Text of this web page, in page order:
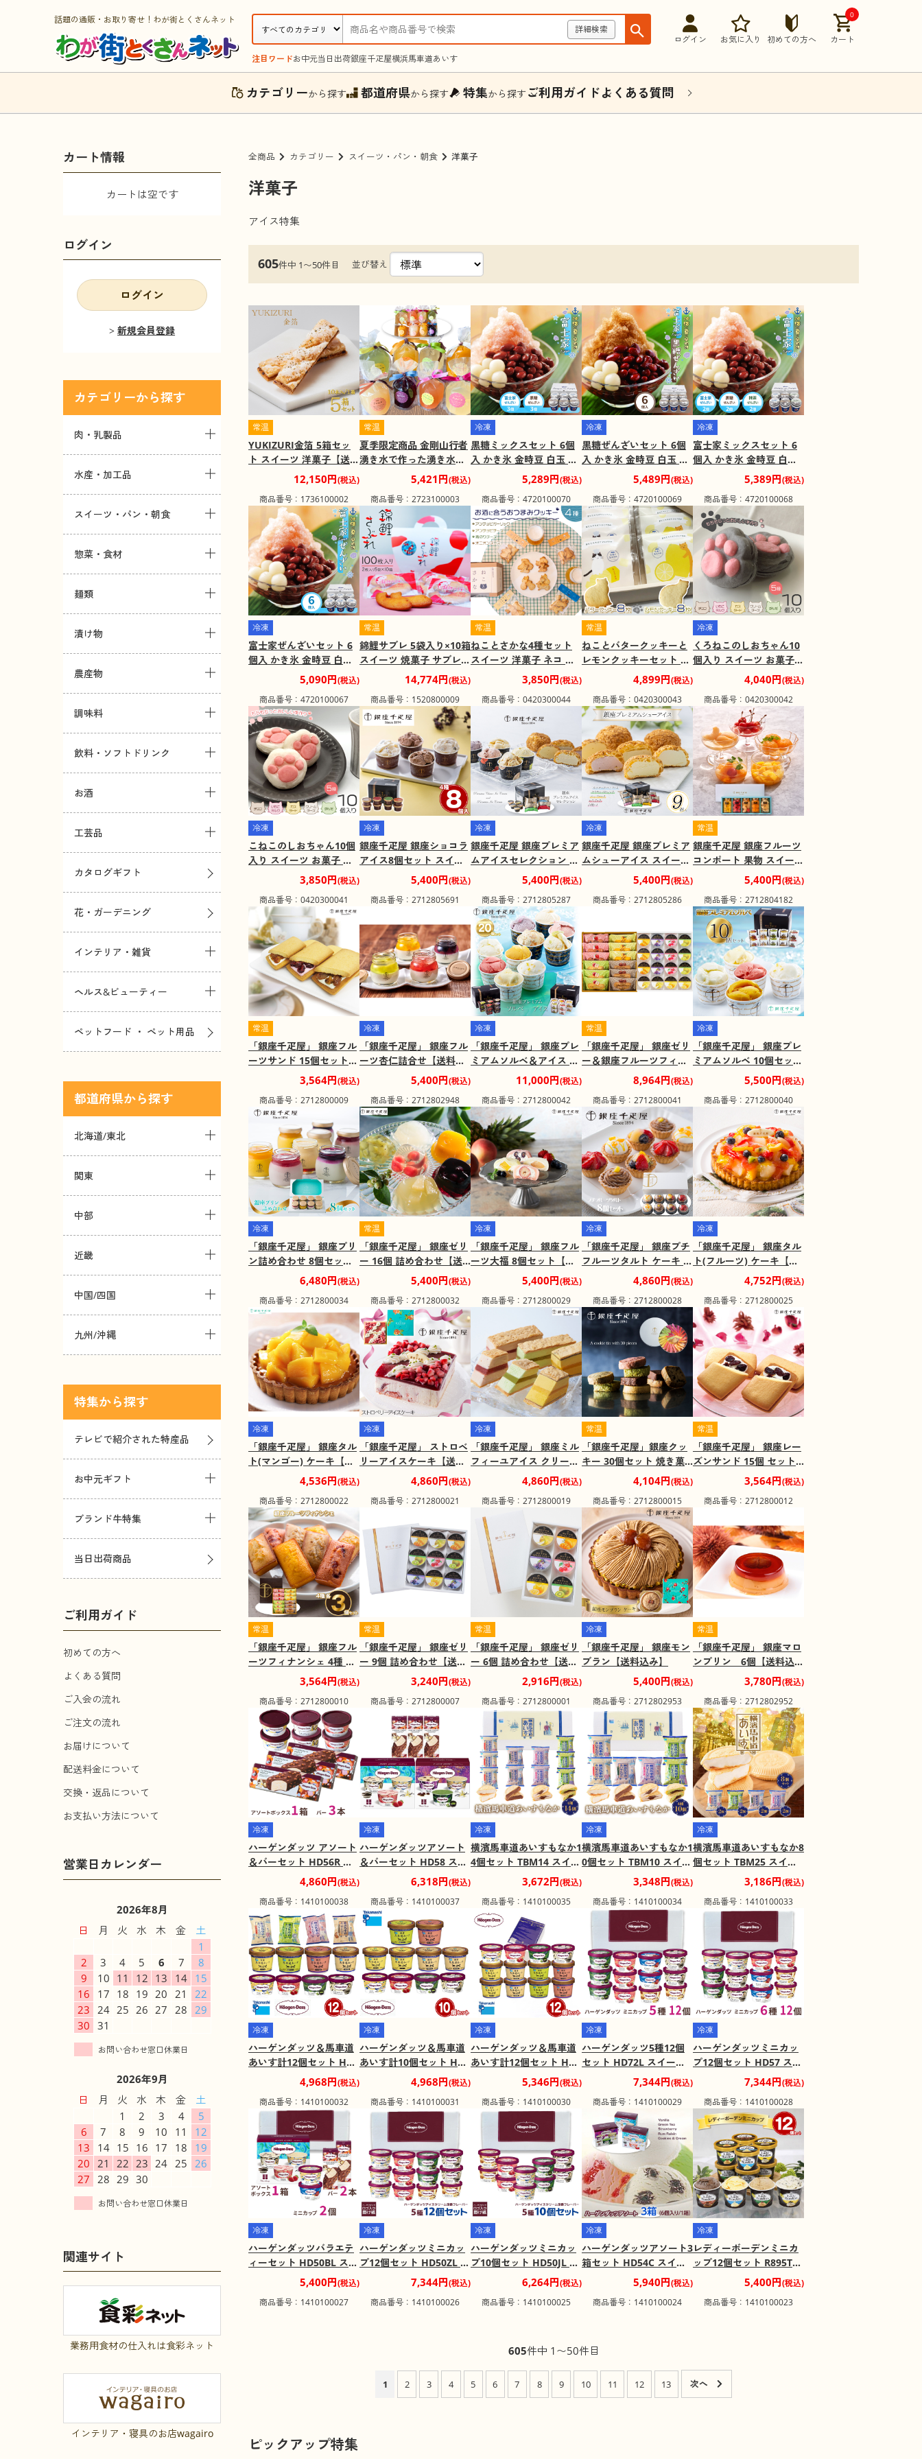
話題の通販・お取り寄せ！わが街とくさんネット
詳細検索
注目ワードお中元当日出荷銀座千疋屋横浜馬車道あいす
ログイン お気に入り 初めての方へ
0
カート
カテゴリーから探す 都道府県から探す 特集から探す ご利用ガイドよくある質問
全商品 カテゴリー スイーツ・パン・朝食 洋菓子
洋菓子
アイス特集
605件中 1〜50件目 並び替え
常温
YUKIZURI金箔 5箱セッ
ト スイーツ 洋菓子【送料
込み】【お届け不可地
域：船経由の離島】
12,150円(税込)
商品番号：1736100002
常温
夏季限定商品 金剛山行者
湧き水で作った湧き水ゼ
リー ８点セット 洋菓子
【送料込み】【お届け不
可地域：北海道・沖縄・
離島】
5,421円(税込)
商品番号：2723100003
冷凍
黒糖ミックスセット 6個
入 かき氷 金時豆 白玉 ぜ
んざい 富士家 沖縄【送料
込み】【二重包装不可】
【お届け不可地域：一部
離島】
5,289円(税込)
商品番号：4720100070
冷凍
黒糖ぜんざいセット 6個
入 かき氷 金時豆 白玉 ぜ
んざい 富士家 沖縄【送料
込み】【二重包装不可】
【お届け不可地域：一部
離島】
5,489円(税込)
商品番号：4720100069
冷凍
富士家ミックスセット 6
個入 かき氷 金時豆 白玉
ぜんざい 富士家 沖縄【送
料込み】【二重包装不
可】【お届け不可地域：
一部離島】
5,389円(税込)
商品番号：4720100068
冷凍
富士家ぜんざいセット 6
個入 かき氷 金時豆 白玉
ぜんざい 富士家 沖縄【送
料込み】【二重包装不
可】【お届け不可地域：
一部離島】
5,090円(税込)
商品番号：4720100067
常温
錦鯉サブレ 5袋入り×10箱
スイーツ 焼菓子 サブレ
【送料込み】【二重包装
不可】【お届け不可地
域：北海道・沖縄・離
島】
14,774円(税込)
商品番号：1520800009
常温
ねことさかな4種セット
スイーツ 洋菓子 ネコ 猫
【送料込み】【二重包装
不可】【お届け不可地
域：北海道・沖縄・離
3,850円(税込)
商品番号：0420300044
常温
ねことバタークッキーと
レモンクッキーセット ス
イーツ 洋菓子 ネコ 猫
【送料込み】【二重包装
不可】【お届け不可地
域：北海道・沖縄・離
島】
4,899円(税込)
商品番号：0420300043
冷凍
くろねこのしおちゃん10
個入り スイーツ お菓子
ネコ 猫【送料込み】【二
重包装不可】【お届け不
可地域：北海道・沖縄・
離島】
4,040円(税込)
商品番号：0420300042
冷凍
こねこのしおちゃん10個
入り スイーツ お菓子 ネ
コ 猫【送料込み】【二重
包装不可】【お届け不可
地域：北海道・沖縄・離
島】
3,850円(税込)
商品番号：0420300041
冷凍
銀座千疋屋 銀座ショコラ
アイス8個セット スイー
ツ アイスクリーム【送料
込み】【二重包装不可】
【お届け不可地域：離
5,400円(税込)
商品番号：2712805691
冷凍
銀座千疋屋 銀座プレミア
ムアイスセレクション ス
イーツ アイスクリーム
【送料込み】【二重包装
不可】【お届け不可地
域：離島】
5,400円(税込)
商品番号：2712805287
冷凍
銀座千疋屋 銀座プレミア
ムシューアイス スイーツ
アイス【送料込み】【二
重包装不可】【お届け不
可地域：離島】
5,400円(税込)
商品番号：2712805286
常温
銀座千疋屋 銀座フルーツ
コンポート 果物 スイーツ
【送料込み】【お届け不
可地域：離島】
5,400円(税込)
商品番号：2712804182
常温
「銀座千疋屋」 銀座フル
ーツサンド 15個セット
お菓子 詰め合わせ【送料
3,564円(税込)
商品番号：2712800009
冷凍
「銀座千疋屋」 銀座フル
ーツ杏仁詰合せ【送料込
5,400円(税込)
商品番号：2712802948
冷凍
「銀座千疋屋」 銀座プレ
ミアムソルベ＆アイス 20
個セット 詰め合わせ【送
11,000円(税込)
商品番号：2712800042
常温
「銀座千疋屋」 銀座ゼリ
ー＆銀座フルーツフィナ
ンシェ セット 焼き菓子
お菓子 詰め合わせ【送料
込み】
8,964円(税込)
商品番号：2712800041
冷凍
「銀座千疋屋」 銀座プレ
ミアムソルベ 10個セット
詰め合わせ【送料込み】
5,500円(税込)
商品番号：2712800040
冷凍
「銀座千疋屋」 銀座プリ
ン詰め合わせ 8個セット
【送料込み】6,480円(税込)
商品番号：2712800034
常温
「銀座千疋屋」 銀座ゼリ
ー 16個 詰め合わせ【送
5,400円(税込)
商品番号：2712800032
冷凍
「銀座千疋屋」 銀座フル
ーツ大福 8個セット【送
5,400円(税込)
商品番号：2712800029
冷凍
「銀座千疋屋」 銀座プチ
フルーツタルト ケーキ 8
個セット 詰め合わせ【送
4,860円(税込)
商品番号：2712800028
冷凍
「銀座千疋屋」 銀座タル
ト(フルーツ) ケーキ【送
4,752円(税込)
商品番号：2712800025
冷凍
「銀座千疋屋」 銀座タル
ト(マンゴー) ケーキ【送
4,536円(税込)
商品番号：2712800022
冷凍
「銀座千疋屋」 ストロベ
リーアイスケーキ【送料
4,860円(税込)
商品番号：2712800021
冷凍
「銀座千疋屋」 銀座ミル
フィーユアイス クリーム
スイーツ 9個セット 詰め
合わせ【送料込み】
4,860円(税込)
商品番号：2712800019
常温
「銀座千疋屋」銀座クッ
キー 30個セット 焼き菓
子 お菓子 詰め合わせ【送
4,104円(税込)
商品番号：2712800015
常温
「銀座千疋屋」 銀座レー
ズンサンド 15個 セット
お菓子 詰め合わせ【送料
3,564円(税込)
商品番号：2712800012
常温
「銀座千疋屋」 銀座フル
ーツフィナンシェ 4種 各
3個セット 焼き菓子 お菓
子 詰め合わせ【送料込
み】
3,564円(税込)
商品番号：2712800010
常温
「銀座千疋屋」 銀座ゼリ
ー 9個 詰め合わせ【送料
3,240円(税込)
商品番号：2712800007
常温
「銀座千疋屋」 銀座ゼリ
ー 6個 詰め合わせ【送料
2,916円(税込)
商品番号：2712800001
冷凍
「銀座千疋屋」 銀座モン
ブラン【送料込み】
5,400円(税込)
商品番号：2712802953
常温
「銀座千疋屋」 銀座マロ
ンプリン 6個【送料込
3,780円(税込)
商品番号：2712802952
冷凍
ハーゲンダッツ アソート
＆バーセット HD56R ス
イーツ アイスクリーム
【送料込み】【お届け不
可地域：離島】
4,860円(税込)
商品番号：1410100038
冷凍
ハーゲンダッツアソート
＆バーセット HD58 スイ
ーツ アイス【送料込み】
【お届け不可地域：離
島】
6,318円(税込)
商品番号：1410100037
冷凍
横濱馬車道あいすもなか1
4個セット TBM14 スイー
ツ アイス【送料込み】
【お届け不可地域：離
島】
3,672円(税込)
商品番号：1410100035
冷凍
横濱馬車道あいすもなか1
0個セット TBM10 スイー
ツ アイス【送料込み】
【お届け不可地域：離
島】
3,348円(税込)
商品番号：1410100034
冷凍
横濱馬車道あいすもなか8
個セット TBM25 スイー
ツ アイス【送料込み】
【お届け不可地域：離
島】
3,186円(税込)
商品番号：1410100033
冷凍
ハーゲンダッツ＆馬車道
あいす計12個セット HT8
5 スイーツ アイス【送料
込み】【お届け不可地
域：離島】
4,968円(税込)
商品番号：1410100032
冷凍
ハーゲンダッツ＆馬車道
あいす計10個セット HT6
5 スイーツ アイス【送料
込み】【お届け不可地
域：離島】
4,968円(税込)
商品番号：1410100031
冷凍
ハーゲンダッツ＆馬車道
あいす計12個セット HT3
4 スイーツ アイス【送料
込み】【お届け不可地
域：離島】
5,346円(税込)
商品番号：1410100030
冷凍
ハーゲンダッツ5種12個
セット HD72L スイーツ
アイスクリーム【送料込
み】【お届け不可地域：
離島】
7,344円(税込)
商品番号：1410100029
冷凍
ハーゲンダッツミニカッ
プ12個セット HD57 スイ
ーツ アイスクリーム【送
料込み】【お届け不可地
域：離島】
7,344円(税込)
商品番号：1410100028
冷凍
ハーゲンダッツバラエテ
ィーセット HD50BL スイ
ーツ アイスクリーム【送
料込み】【お届け不可地
域：離島】
5,400円(税込)
商品番号：1410100027
冷凍
ハーゲンダッツミニカッ
プ12個セット HD50ZL ス
イーツ アイスクリーム
【送料込み】【お届け不
可地域：離島】
7,344円(税込)
商品番号：1410100026
冷凍
ハーゲンダッツミニカッ
プ10個セット HD50JL ス
イーツ アイスクリーム
【送料込み】【お届け不
可地域：離島】
6,264円(税込)
商品番号：1410100025
冷凍
ハーゲンダッツアソート3
箱セット HD54C スイー
ツ アイスクリーム【送料
込み】【お届け不可地
域：離島】
5,940円(税込)
商品番号：1410100024
冷凍
レディーボーデンミニカ
ップ12個セット R895T
スイーツ アイスクリーム
【送料込み】【お届け不
可地域：離島】
5,400円(税込)
商品番号：1410100023
605件中 1〜50件目
1 2 3 4 5 6 7 8 9 10 11 12 13
ピックアップ特集
カート情報
カートは空です
ログイン
ログイン
新規会員登録
カテゴリー
肉・乳製品
水産・加工品
スイーツ・パン・朝食
惣菜・食材
麺類
漬け物
農産物
調味料
飲料・ソフトドリンク
お酒
工芸品
カタログギフト
花・ガーデニング
インテリア・雑貨
ヘルス&ビューティー
ペットフード ・ ペット用品
都道府県
北海道/東北
関東
中部
近畿
中国/四国
九州/沖縄
特集
テレビで紹介された特産品
お中元ギフト
ブランド牛特集
当日出荷商品
ご利用ガイド
初めての方へ
よくある質問
ご入会の流れ
ご注文の流れ
お届けについて
配送料金について
交換・返品について
お支払い方法について
2026年8月
日
月 火 水 木 金
土
1
2
3 4 5 6 7
8
9
10 11 12 13 14 15
16
17 18 19 20 21
22
23
24 25 26 27 28
29
30 31
2026年9月
日
月 火 水 木 金
土
1
2 3 4
5
6
7 8 9 10 11
12
13
14 15 16 17 18
19
20
21 22 23 24 25
26
27
28 29 30
関連サイト
業務用食材の仕入れは食彩ネット
インテリア・寝具のお店wagairo